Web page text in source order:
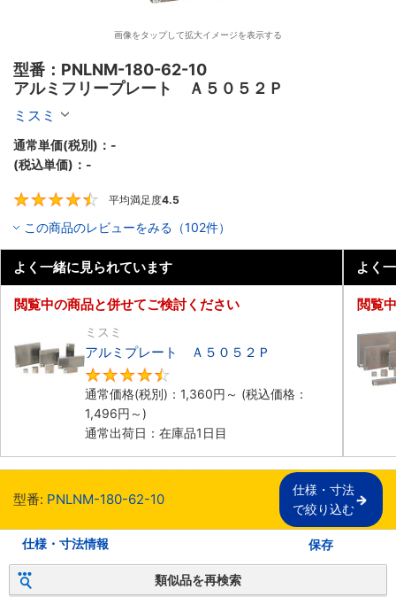
画像をタップして拡大イメージを表示する
型番：PNLNM-180-62-10
アルミフリープレート　Ａ５０５２Ｐ
ミスミ
通常単価(税別)： -
(税込単価)： -
平均満足度4.5
この商品のレビューをみる（102件）
よく一緒に見られています
閲覧中の商品と併せてご検討ください
ミスミ
アルミプレート Ａ５０５２Ｐ
通常価格(税別)： 1,360円 ～ (税込価格：
1,496円 ～)
通常出荷日：在庫品1日目
よく
閲覧
型番: PNLNM-180-62-10
仕様・寸法
で絞り込む
仕様・寸法情報 保存
類似品を再検索